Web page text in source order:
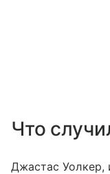
Что
Джастас Уолкер,